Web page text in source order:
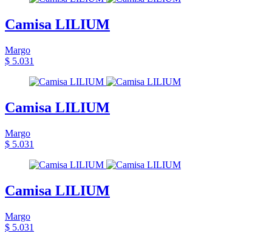
Camisa LILIUM
Margo
$ 5.031
Camisa LILIUM
Margo
$ 5.031
Camisa LILIUM
Margo
$ 5.031